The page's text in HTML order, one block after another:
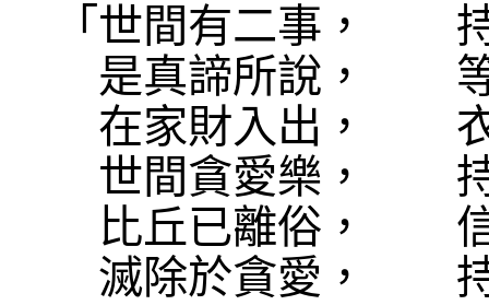
「世間有二事，
是真諦所說， 等
在家財入出， 衣
世間貪愛樂， 持
比丘已離俗， 信
滅除於貪愛， 持